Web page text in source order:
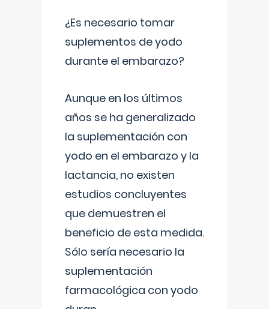
¿Es necesario tomar
suplementos de yodo
durante el embarazo?
Aunque en los últimos
años se ha generalizado
la suplementación con
yodo en el embarazo y la
lactancia, no existen
estudios concluyentes
que demuestren el
beneficio de esta medida.
Sólo sería necesario la
suplementación
farmacológica con yodo